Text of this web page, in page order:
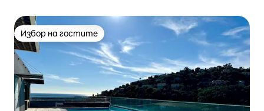
Избор на гостите
Избор на гостите